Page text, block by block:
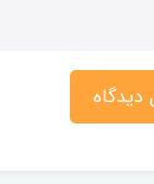
دیدگاه